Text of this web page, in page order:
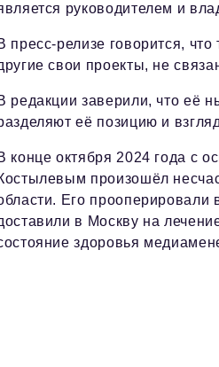
руководителем и
пресс-релизе говорится,
свои проекты, не
редакции заверили, что её
её позицию и
конце октября 2024 года с
произошёл
Его прооперировали
в Москву на
здоровья